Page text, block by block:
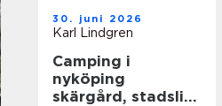
30. juni 2026
Karl Lindgren
Camping i
nyköping
skärgård, stadsliv